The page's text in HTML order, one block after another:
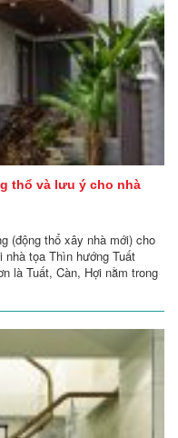
thổ và lưu ý cho nhà
(động thổ xây nhà mới) cho
nhà tọa Thìn hướng Tuất
là Tuất, Càn, Hợi nằm trong